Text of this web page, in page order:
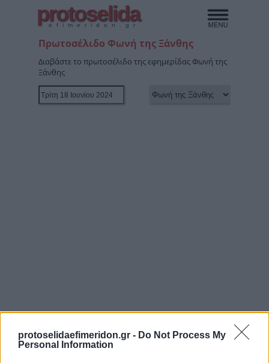
protoselidaefimeridon.gr - Do Not Process My
Personal Information
protoselida
efimeridon.gr
Πρωτοσέλιδο Φωνή της Ξάνθης
Διαβάστε το πρωτοσέλιδο της εφημερίδας Φωνή της
Ξάνθης